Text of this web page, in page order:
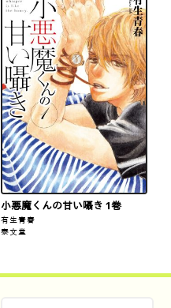
小悪魔くんの甘い囁き 1巻
有生青春
泰文堂